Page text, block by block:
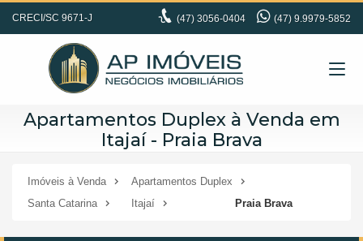
CRECI/SC 9671-J (47) 3056-0404 (47) 9.9979-5852
Apartamentos Duplex à Venda em
Itajaí - Praia Brava
Imóveis à Venda
Apartamentos Duplex
Santa Catarina
Itajaí Praia Brava